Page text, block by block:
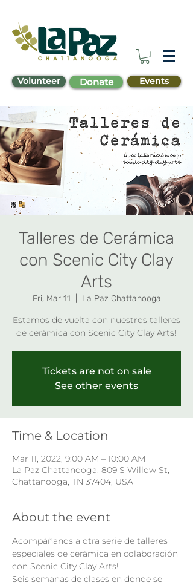
Volunteer Donate Events
Talleres de Cerámica
con Scenic City Clay
Arts
Fri, Mar 11 La Paz Chattanooga
Estamos de vuelta con nuestros talleres
de cerámica con Scenic City Clay Arts!
Tickets are not on sale
See other events
Time & Location
Mar 11, 2022, 9:00 AM – 10:00 AM
La Paz Chattanooga, 809 S Willow St,
Chattanooga, TN 37404, USA
About the event
Acompáñanos a otra serie de talleres
especiales de cerámica en colaboración
con Scenic City Clay Arts!
Seis semanas de clases en donde se